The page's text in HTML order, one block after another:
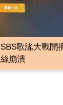
SBS歌謠大戰開
絲崩潰